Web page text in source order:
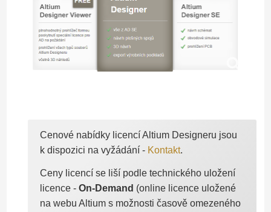
Cenové nabídky licencí Altium Designeru jsou
k dispozici na vyžádání - Kontakt.
Ceny licencí se liší podle technického uložení
licence -On-Demand (online licence uložené
na webu Altium s možnosti časově omezeného